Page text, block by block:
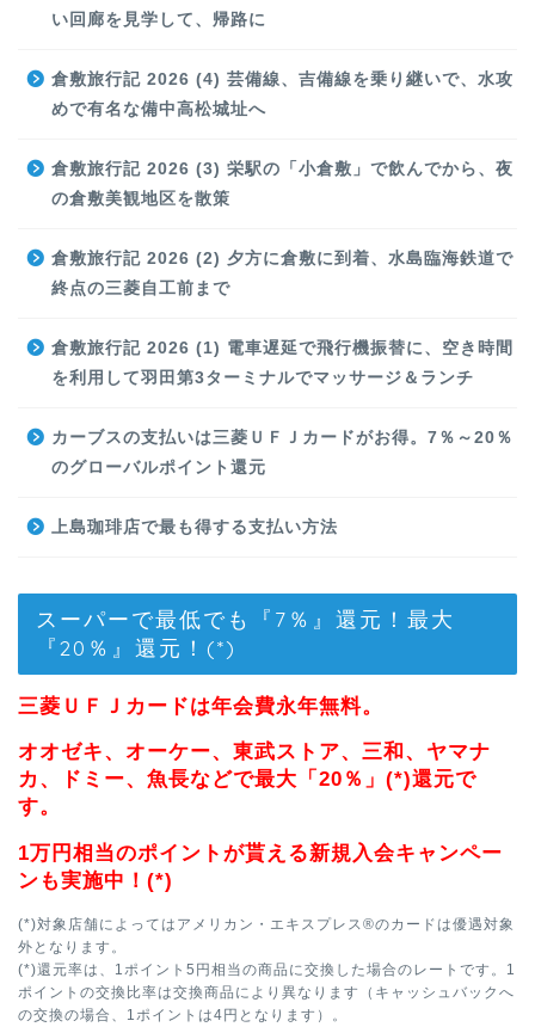
い回廊を見学して、帰路に
倉敷旅行記 2026 (4) 芸備線、吉備線を乗り継いで、水攻
めで有名な備中高松城址へ
倉敷旅行記 2026 (3) 栄駅の「小倉敷」で飲んでから、夜
の倉敷美観地区を散策
倉敷旅行記 2026 (2) 夕方に倉敷に到着、水島臨海鉄道で
終点の三菱自工前まで
倉敷旅行記 2026 (1) 電車遅延で飛行機振替に、空き時間
を利用して羽田第3ターミナルでマッサージ＆ランチ
カーブスの支払いは三菱ＵＦＪカードがお得。7％～20％
のグローバルポイント還元
上島珈琲店で最も得する支払い方法
スーパーで最低でも『7％』還元！最大
『20％』還元！(*)
三菱ＵＦＪカードは年会費永年無料。
オオゼキ、オーケー、東武ストア、三和、ヤマナ
カ、ドミー、魚長などで最大「20％」(*)還元で
す。
1万円相当のポイントが貰える新規入会キャンペー
ンも実施中！(*)
(*)対象店舗によってはアメリカン・エキスプレス®のカードは優遇対象
外となります。
(*)還元率は、1ポイント5円相当の商品に交換した場合のレートです。1
ポイントの交換比率は交換商品により異なります（キャッシュバックへ
の交換の場合、1ポイントは4円となります）。